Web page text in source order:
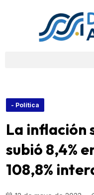
- Política
La inflación
subió 8,4%
108,8%